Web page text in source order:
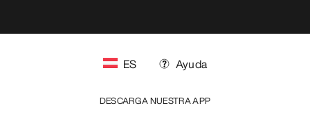
ES Ayuda
DESCARGA NUESTRA APP